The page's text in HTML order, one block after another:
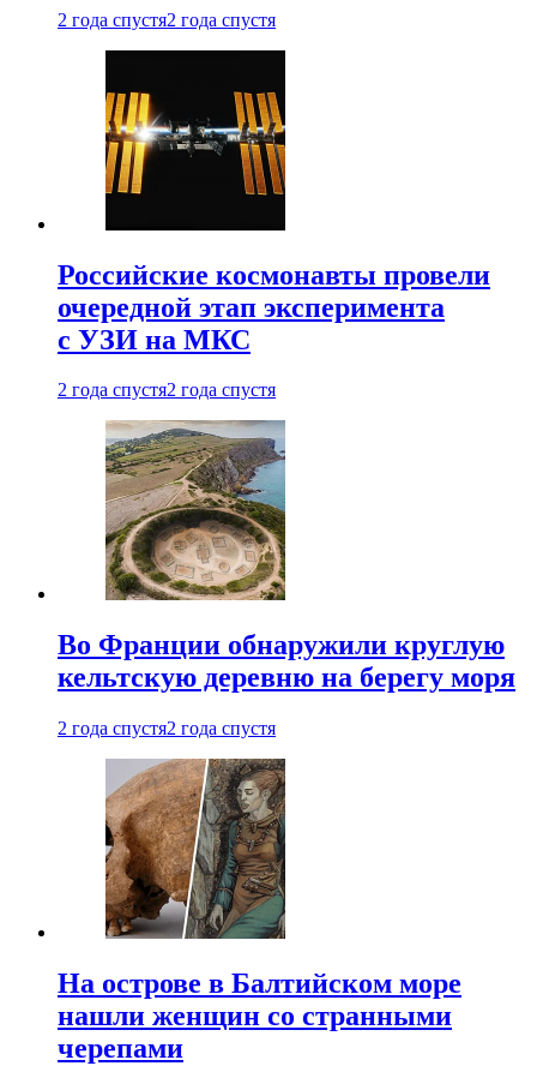
2 года спустя2 года спустя
Российские космонавты провели
очередной этап эксперимента
с УЗИ на МКС
2 года спустя2 года спустя
Во Франции обнаружили круглую
кельтскую деревню на берегу моря
2 года спустя2 года спустя
На острове в Балтийском море
нашли женщин со странными
черепами